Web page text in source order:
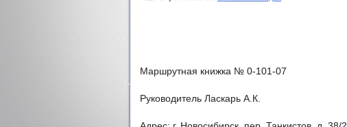
Маршрутная книжка № 0-101-07
Руководитель Ласкарь А.К.